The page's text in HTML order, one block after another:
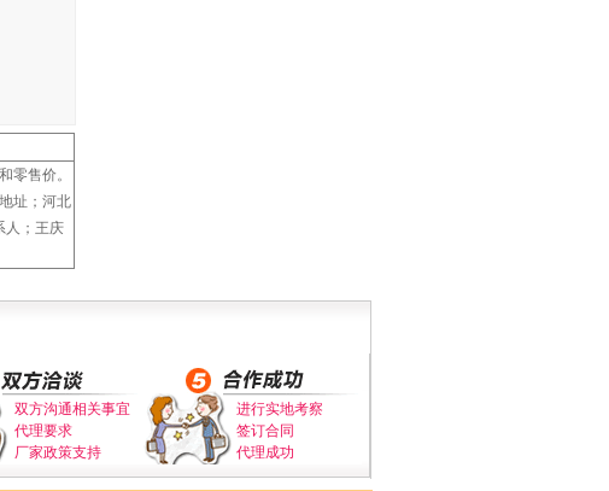
零售价。
址；河北
人；王庆
双方沟通相关事宜
代理要求
厂家政策支持
进行实地考察
签订合同
代理成功